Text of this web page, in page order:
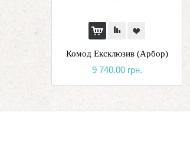
Комод Ексклюзив (Арбор)
9 740.00 грн.